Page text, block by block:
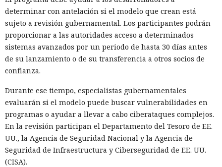
OpenAIbloqueó una red de cuentas de ChatGPT vinculada a
Camboya que ayudaba a llevar a cabo fraudes de inversión,
románticos y de azar, y también a hacerse pasar por fuerzas
del orden.
La investigación comenzó tras una alerta de WhatsApp.
inmediaciones de la ciudad de Poipet, en la provincia de
Banteay Meanchey. La empresa transmitió indicios
adicionales de actividad a socios del sector y a las
autoridades.
Los participantes creaban, con la ayuda de ChatGPT,
identidades ficticias, traducían y redactaban mensajes a las
determinar con antelación si el modelo que crean está
sujeto a revisión gubernamental. Los participantes podrán
proporcionar a las autoridades acceso a determinados
sistemas avanzados por un periodo de hasta 30 días antes
de su lanzamiento o de su transferencia a otros socios de
confianza.
Durante ese tiempo, especialistas gubernamentales
evaluarán si el modelo puede buscar vulnerabilidades en
programas o ayudar a llevar a cabo ciberataques complejos.
En la revisión participan el Departamento del Tesoro de EE.
UU., la Agencia de Seguridad Nacional y la Agencia de
Seguridad de Infraestructura y Ciberseguridad de EE. UU.
(CISA).